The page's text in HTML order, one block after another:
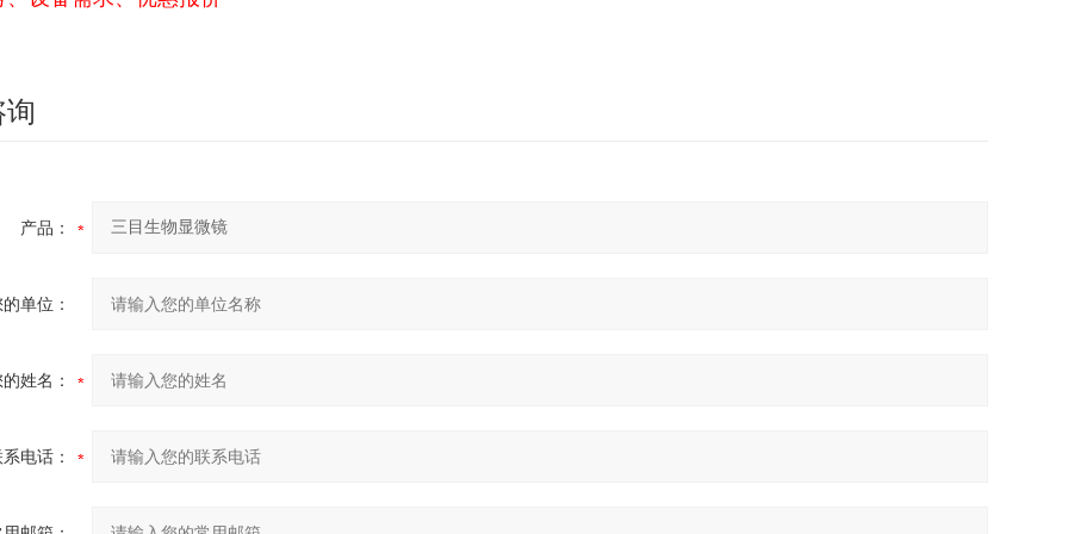
产品：
单位：
姓名：
电话：